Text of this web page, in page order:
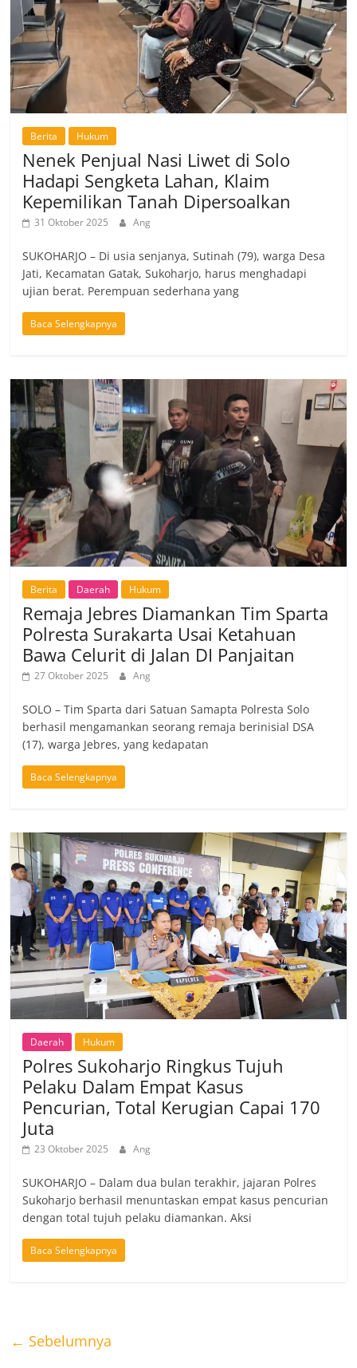
Berita Hukum
Nenek Penjual Nasi Liwet di Solo
Hadapi Sengketa Lahan, Klaim
Kepemilikan Tanah Dipersoalkan
31 Oktober 2025 Ang
SUKOHARJO – Di usia senjanya, Sutinah (79), warga Desa
Jati, Kecamatan Gatak, Sukoharjo, harus menghadapi
ujian berat. Perempuan sederhana yang
Baca Selengkapnya
Berita Daerah Hukum
Remaja Jebres Diamankan Tim Sparta
Polresta Surakarta Usai Ketahuan
Bawa Celurit di Jalan DI Panjaitan
27 Oktober 2025 Ang
SOLO – Tim Sparta dari Satuan Samapta Polresta Solo
berhasil mengamankan seorang remaja berinisial DSA
(17), warga Jebres, yang kedapatan
Baca Selengkapnya
Daerah Hukum
Polres Sukoharjo Ringkus Tujuh
Pelaku Dalam Empat Kasus
Pencurian, Total Kerugian Capai 170
Juta
23 Oktober 2025 Ang
SUKOHARJO – Dalam dua bulan terakhir, jajaran Polres
Sukoharjo berhasil menuntaskan empat kasus pencurian
dengan total tujuh pelaku diamankan. Aksi
Baca Selengkapnya
← Sebelumnya